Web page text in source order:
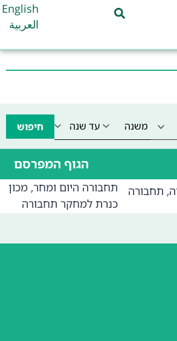
English
العربية
חיפוש
הגוף המפרסם
, תחבורה
תחבורה היום ומחר, מכון
כנרת למחקר תחבורה